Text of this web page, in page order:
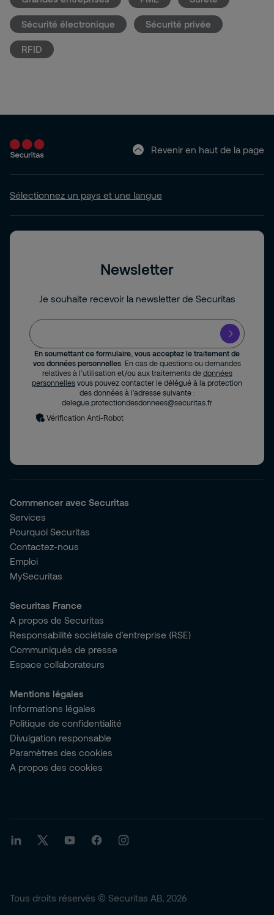
Sécurité électronique Sécurité privée
RFID
Revenir en haut de la page
Sélectionnez un pays et une langue
Newsletter
Je souhaite recevoir la newsletter de Securitas
En soumettant ce formulaire, vous acceptez le traitement de
vos données personnelles . En cas de questions ou demandes
relatives à l’utilisation et/ou aux traitements de données
personnelles vous pouvez contacter le délégué à la protection
des données à l’adresse suivante :
delegue.protectiondesdonnees@securitas.fr
Vérification Anti-Robot
Commencer avec Securitas
Services
Pourquoi Securitas
Contactez-nous
Emploi
MySecuritas
Securitas France
A propos de Securitas
Responsabilité sociétale d’entreprise (RSE)
Communiqués de presse
Espace collaborateurs
Mentions légales
Informations légales
Politique de confidentialité
Divulgation responsable
Paramètres des cookies
A propos des cookies
Tous droits réservés © Securitas AB, 2026